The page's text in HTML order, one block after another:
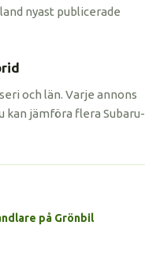
nyast publicerade
och län. Varje annons
kan jämföra flera Subaru-
på Grönbil